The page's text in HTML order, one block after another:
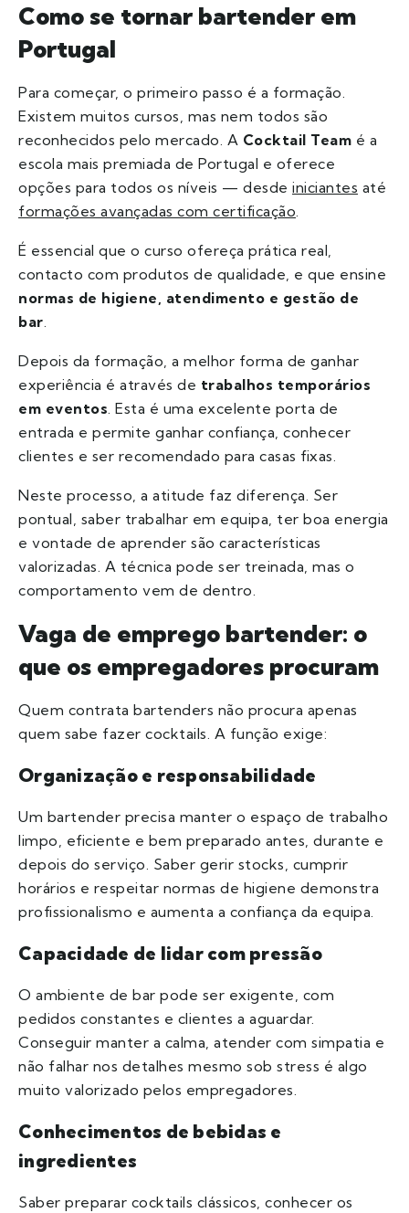
Como se tornar bartender em
Portugal
Para começar, o primeiro passo é a formação.
Existem muitos cursos, mas nem todos são
reconhecidos pelo mercado. A Cocktail Team é a
escola mais premiada de Portugal e oferece
opções para todos os níveis — desde iniciantes até
formações avançadas com certificação.
É essencial que o curso ofereça prática real,
contacto com produtos de qualidade, e que ensine
normas de higiene, atendimento e gestão de
bar.
Depois da formação, a melhor forma de ganhar
experiência é através de trabalhos temporários
em eventos. Esta é uma excelente porta de
entrada e permite ganhar confiança, conhecer
clientes e ser recomendado para casas fixas.
Neste processo, a atitude faz diferença. Ser
pontual, saber trabalhar em equipa, ter boa energia
e vontade de aprender são características
valorizadas. A técnica pode ser treinada, mas o
comportamento vem de dentro.
Vaga de emprego bartender: o
que os empregadores procuram
Quem contrata bartenders não procura apenas
quem sabe fazer cocktails. A função exige:
Organização e responsabilidade
Um bartender precisa manter o espaço de trabalho
limpo, eficiente e bem preparado antes, durante e
depois do serviço. Saber gerir stocks, cumprir
horários e respeitar normas de higiene demonstra
profissionalismo e aumenta a confiança da equipa.
Capacidade de lidar com pressão
O ambiente de bar pode ser exigente, com
pedidos constantes e clientes a aguardar.
Conseguir manter a calma, atender com simpatia e
não falhar nos detalhes mesmo sob stress é algo
muito valorizado pelos empregadores.
Conhecimentos de bebidas e
ingredientes
Saber preparar cocktails clássicos, conhecer os